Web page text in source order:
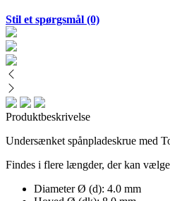
Stil et spørgsmål (0)
Produktbeskrivelse
Undersænket spånpladeskrue med
Findes i flere længder, der kan
Diameter Ø (d): 4.0 mm